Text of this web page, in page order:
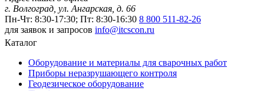
г. Волгоград, ул. Ангарская, д. 66
Пн-Чт: 8:30-17:30; Пт: 8:30-16:30 8 800 511-82-26
для заявок и запросов info@itcscon.ru
Каталог
Оборудование и материалы для сварочных работ
Приборы неразрушающего контроля
Геодезическое оборудование